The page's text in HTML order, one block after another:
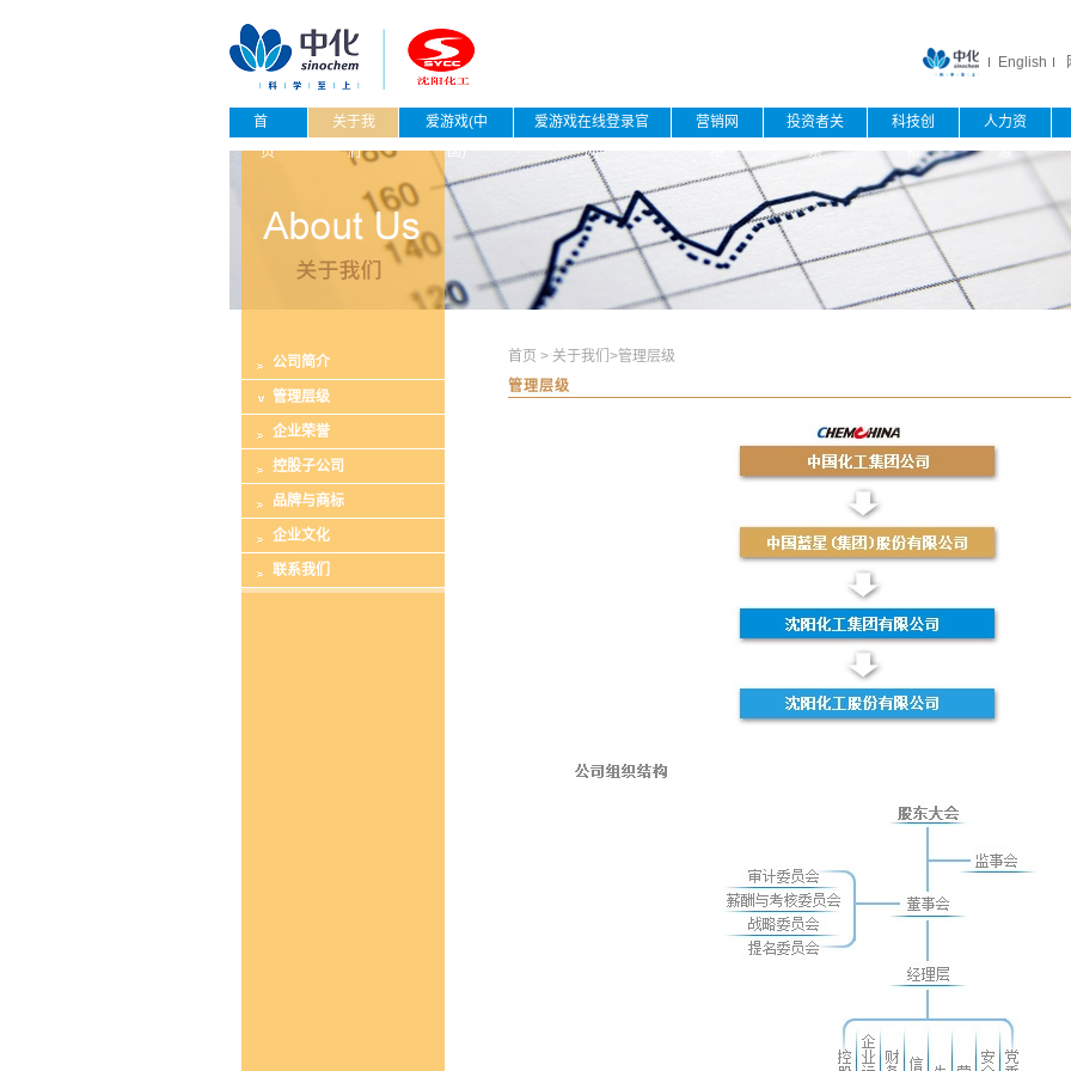
English
首
页
关于我
们
爱游戏(中
国)
爱游戏在线登录官
网
营销网
投资者关
系
科技创
人力资
源
公司简介
管理层级
企业荣誉
控股子公司
品牌与商标
企业文化
联系我们
首页 > 关于我们 >管理层级
管理层级